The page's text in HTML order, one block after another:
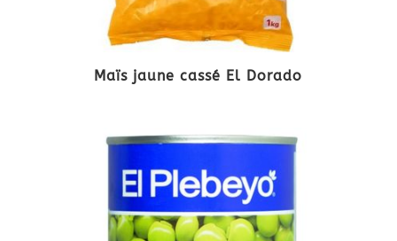
Maïs jaune cassé El Dorado